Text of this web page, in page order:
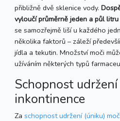
přibližně dvě sklenice vody.
vyloučí průměrně jeden a půl litru
se samozřejmě liší u každého
několika faktorů – záleží
jídla a tekutin. Množství moči
užíváním některých typů
Schopnost
inkontinence
Za schopnost udržení (úniku)